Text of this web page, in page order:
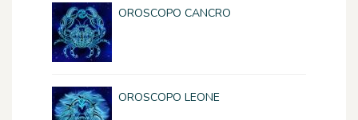
OROSCOPO CANCRO
OROSCOPO LEONE